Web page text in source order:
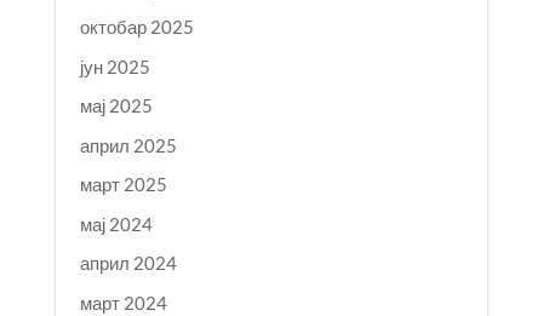
октобар 2025
јун 2025
мај 2025
април 2025
март 2025
мај 2024
април 2024
март 2024